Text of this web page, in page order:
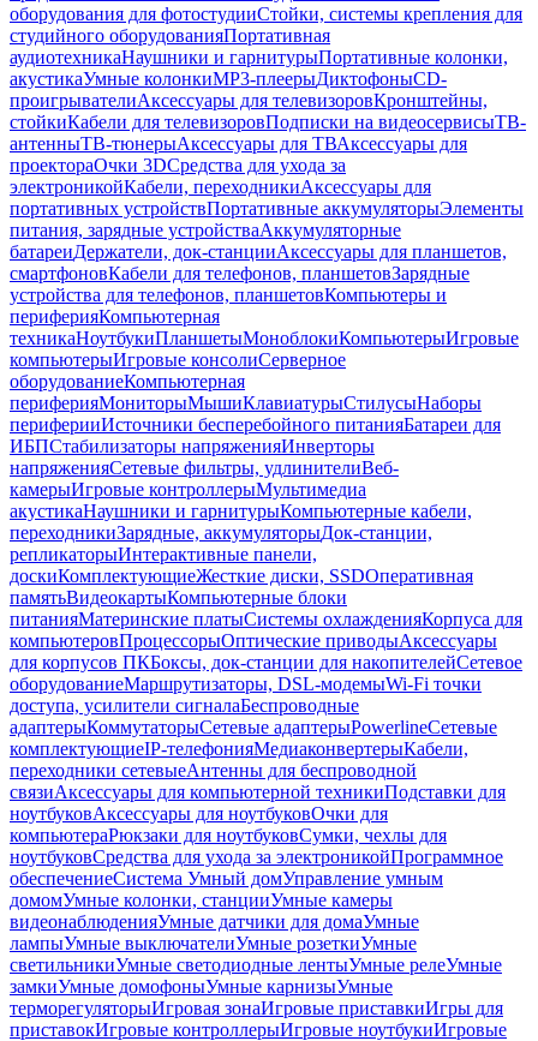
оборудования для фотостудииСтойки, системы крепления для
студийного оборудованияПортативная
аудиотехникаНаушники и гарнитурыПортативные колонки,
акустикаУмные колонкиMP3-плеерыДиктофоныCD-
проигрывателиАксессуары для телевизоровКронштейны,
стойкиКабели для телевизоровПодписки на видеосервисыТВ-
антенныТВ-тюнерыАксессуары для ТВАксессуары для
проектораОчки 3DСредства для ухода за
электроникойКабели, переходникиАксессуары для
портативных устройствПортативные аккумуляторыЭлементы
питания, зарядные устройстваАккумуляторные
батареиДержатели, док-станцииАксессуары для планшетов,
смартфоновКабели для телефонов, планшетовЗарядные
устройства для телефонов, планшетовКомпьютеры и
периферияКомпьютерная
техникаНоутбукиПланшетыМоноблокиКомпьютерыИгровые
компьютерыИгровые консолиСерверное
оборудованиеКомпьютерная
периферияМониторыМышиКлавиатурыСтилусыНаборы
периферииИсточники бесперебойного питанияБатареи для
ИБПСтабилизаторы напряженияИнверторы
напряженияСетевые фильтры, удлинителиВеб-
камерыИгровые контроллерыМультимедиа
акустикаНаушники и гарнитурыКомпьютерные кабели,
переходникиЗарядные, аккумуляторыДок-станции,
репликаторыИнтерактивные панели,
доскиКомплектующиеЖесткие диски, SSDОперативная
памятьВидеокартыКомпьютерные блоки
питанияМатеринские платыСистемы охлажденияКорпуса для
компьютеровПроцессорыОптические приводыАксессуары
для корпусов ПКБоксы, док-станции для накопителейСетевое
оборудованиеМаршрутизаторы, DSL-модемыWi-Fi точки
доступа, усилители сигналаБеспроводные
адаптерыКоммутаторыСетевые адаптерыPowerlineСетевые
комплектующиеIP-телефонияМедиаконвертерыКабели,
переходники сетевыеАнтенны для беспроводной
связиАксессуары для компьютерной техникиПодставки для
ноутбуковАксессуары для ноутбуковОчки для
компьютераРюкзаки для ноутбуковСумки, чехлы для
ноутбуковСредства для ухода за электроникойПрограммное
обеспечениеСистема Умный домУправление умным
домомУмные колонки, станцииУмные камеры
видеонаблюденияУмные датчики для домаУмные
лампыУмные выключателиУмные розеткиУмные
светильникиУмные светодиодные лентыУмные релеУмные
замкиУмные домофоныУмные карнизыУмные
терморегуляторыИгровая зонаИгровые приставкиИгры для
приставокИгровые контроллерыИгровые ноутбукиИгровые